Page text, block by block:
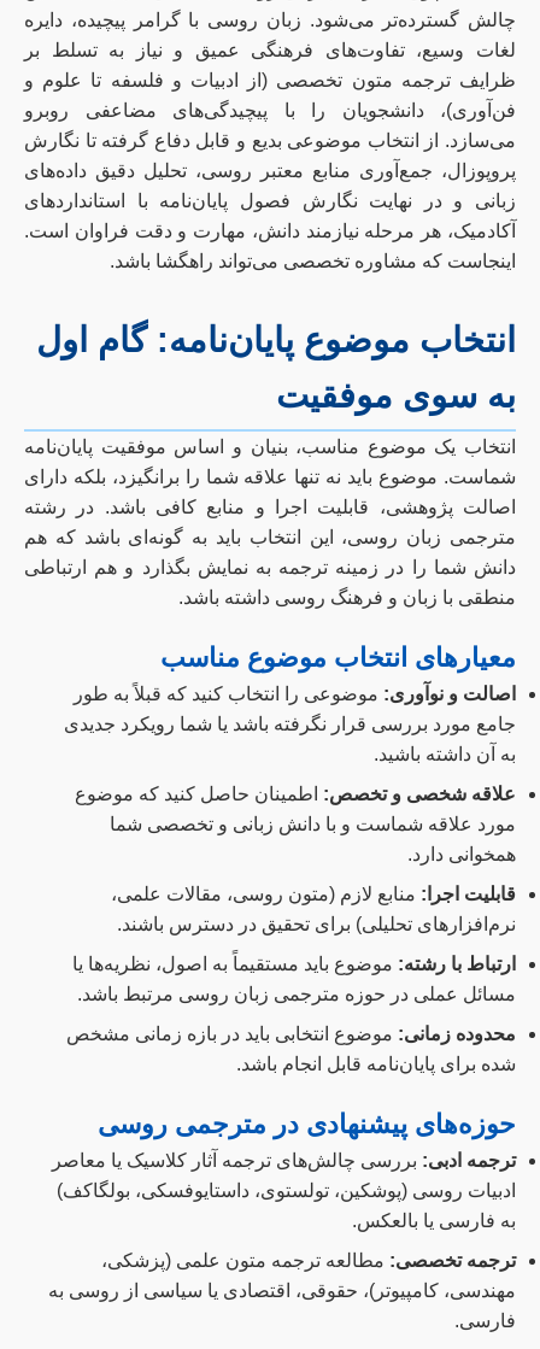
چالش گسترده‌تر می‌شود. زبان روسی با گرامر پیچیده، دایره
لغات وسیع، تفاوت‌های فرهنگی عمیق و نیاز به تسلط بر
ظرایف ترجمه متون تخصصی (از ادبیات و فلسفه تا علوم و
فن‌آوری)، دانشجویان را با پیچیدگی‌های مضاعفی روبرو
می‌سازد. از انتخاب موضوعی بدیع و قابل دفاع گرفته تا نگارش
پروپوزال، جمع‌آوری منابع معتبر روسی، تحلیل دقیق داده‌های
زبانی و در نهایت نگارش فصول پایان‌نامه با استانداردهای
آکادمیک، هر مرحله نیازمند دانش، مهارت و دقت فراوان است.
اینجاست که مشاوره تخصصی می‌تواند راهگشا باشد.
انتخاب موضوع پایان‌نامه: گام اول
به سوی موفقیت
انتخاب یک موضوع مناسب، بنیان و اساس موفقیت پایان‌نامه
شماست. موضوع باید نه تنها علاقه شما را برانگیزد، بلکه دارای
اصالت پژوهشی، قابلیت اجرا و منابع کافی باشد. در رشته
مترجمی زبان روسی، این انتخاب باید به گونه‌ای باشد که هم
دانش شما را در زمینه ترجمه به نمایش بگذارد و هم ارتباطی
منطقی با زبان و فرهنگ روسی داشته باشد.
معیارهای انتخاب موضوع مناسب
اصالت و نوآوری: موضوعی را انتخاب کنید که قبلاً به طور
جامع مورد بررسی قرار نگرفته باشد یا شما رویکرد جدیدی
به آن داشته باشید.
علاقه شخصی و تخصص: اطمینان حاصل کنید که موضوع
مورد علاقه شماست و با دانش زبانی و تخصصی شما
همخوانی دارد.
قابلیت اجرا: منابع لازم (متون روسی، مقالات علمی،
نرم‌افزارهای تحلیلی) برای تحقیق در دسترس باشند.
ارتباط با رشته: موضوع باید مستقیماً به اصول، نظریه‌ها یا
مسائل عملی در حوزه مترجمی زبان روسی مرتبط باشد.
محدوده زمانی: موضوع انتخابی باید در بازه زمانی مشخص
شده برای پایان‌نامه قابل انجام باشد.
حوزه‌های پیشنهادی در مترجمی روسی
ترجمه ادبی: بررسی چالش‌های ترجمه آثار کلاسیک یا معاصر
ادبیات روسی (پوشکین، تولستوی، داستایوفسکی، بولگاکف)
به فارسی یا بالعکس.
ترجمه تخصصی: مطالعه ترجمه متون علمی (پزشکی،
مهندسی، کامپیوتر)، حقوقی، اقتصادی یا سیاسی از روسی به
فارسی.